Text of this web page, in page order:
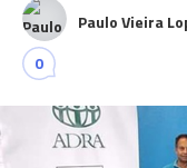
Paulo Vieira
0